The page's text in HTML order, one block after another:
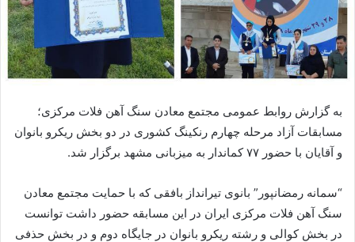
به گزارش روابط عمومی مجتمع معادن سنگ آهن فلات مرکزی؛
مسابقات آزاد مرحله چهارم رنکینگ کشوری در دو بخش ریکرو بانوان
و آقایان با حضور ۷۷ کماندار به میزبانی مشهد برگزار شد.
“سمانه رمضانپور” بانوی تیرانداز بافقی که با حمایت مجتمع معادن
سنگ آهن فلات مرکزی ایران در این مسابقه حضور داشت توانست
در بخش کوالی و رشته ریکرو بانوان در جایگاه دوم و در بخش حذفی